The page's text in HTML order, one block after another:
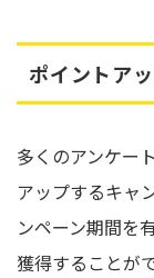
ポイントア
多くのアンケー
アップするキャ
ンペーン期間を
獲得することが